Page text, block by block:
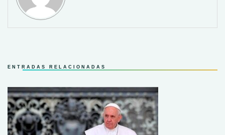
ENTRADAS RELACIONADAS